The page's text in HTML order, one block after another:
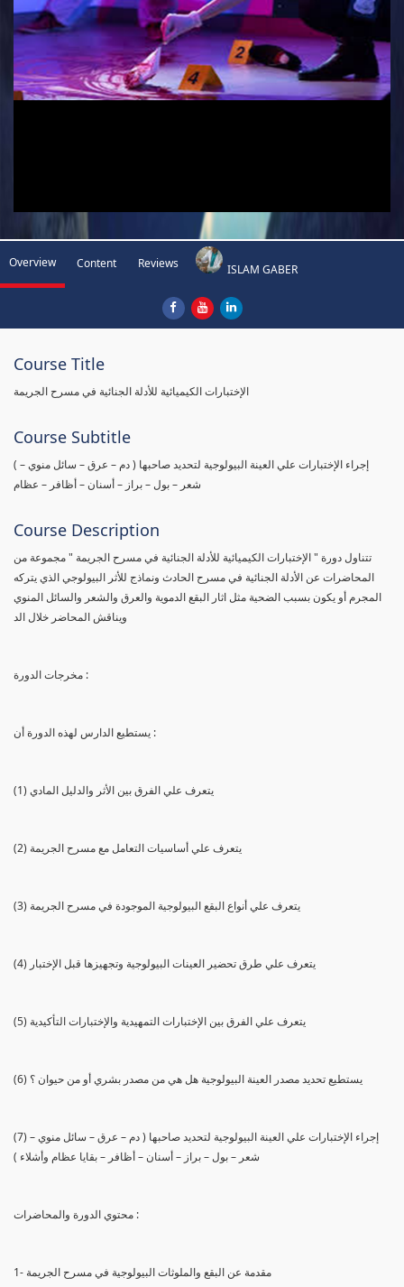
Overview Content Reviews ISLAM GABER
Course Title
الإختبارات الكيميائية للأدلة الجنائية في مسرح الجريمة
Course Subtitle
( إجراء الإختبارات علي العينة البيولوجية لتحديد صاحبها ( دم – عرق – سائل منوي –
شعر – بول – براز – أسنان – أظافر – عظام
Course Description
تتناول دورة " الإختبارات الكيميائية للأدلة الجنائية في مسرح الجريمة " مجموعة من
المحاضرات عن الأدلة الجنائية في مسرح الحادث ونماذج للأثر البيولوجي الذي يتركه
المجرم أو يكون بسبب الضحية مثل اثار البقع الدموية والعرق والشعر والسائل المنوي
ويناقش المحاضر خلال الد
مخرجات الدورة :
يستطيع الدارس لهذه الدورة أن :
(1) يتعرف علي الفرق بين الأثر والدليل المادي
(2) يتعرف علي أساسيات التعامل مع مسرح الجريمة
(3) يتعرف علي أنواع البقع البيولوجية الموجودة في مسرح الجريمة
(4) يتعرف علي طرق تحضير العينات البيولوجية وتجهيزها قبل الإختبار
(5) يتعرف علي الفرق بين الإختبارات التمهيدية والإختبارات التأكيدية
(6) يستطيع تحديد مصدر العينة البيولوجية هل هي من مصدر بشري أو من حيوان ؟
(7) إجراء الإختبارات علي العينة البيولوجية لتحديد صاحبها ( دم – عرق – سائل منوي –
شعر – بول – براز – أسنان – أظافر – بقايا عظام وأشلاء )
محتوي الدورة والمحاضرات :
1- مقدمة عن البقع والملوثات البيولوجية في مسرح الجريمة